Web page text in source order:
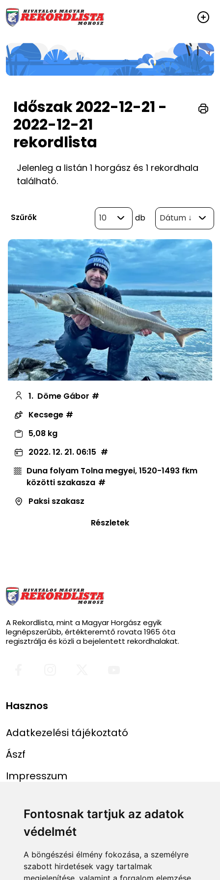
Fontosnak tartjuk az adatok
védelmét
A böngészési élmény fokozása, a személyre
szabott hirdetések vagy tartalmak
megjelenítése, valamint a forgalom elemzése
Időszak 2022-12-21 -
2022-12-21
rekordlista
Jelenleg a listán 1 horgász és 1 rekordhala
található.
Szűrők 10 db Dátum ↓
1. Döme Gábor
Kecsege
5,08 kg
2022. 12. 21. 06:15
Duna folyam Tolna megyei, 1520-1493 fkm
közötti szakasza
Paksi szakasz
Részletek
A Rekordlista, mint a Magyar Horgász egyik
legnépszerűbb, értékteremtő rovata 1965 óta
regisztrálja és közli a bejelentett rekordhalakat.
Hasznos
Adatkezelési tájékoztató
Ászf
Impresszum
Menü
Főoldal
Rekordlista
Linkek
mohosz.hu